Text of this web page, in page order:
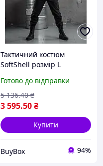
Тактичний костюм
SoftShell розмір L
формений одяг для
поліції демісезонний
військовий комплект
Готово до відправки
3 595.50₴
5 136.40 ₴
Купити
BuyBox 94%